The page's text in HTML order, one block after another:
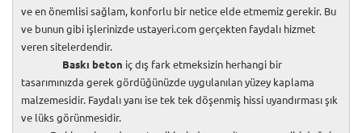
ve en önemlisi sağlam, konforlu bir netice elde etmemiz gerekir. Bu
ve bunun gibi işlerinizde ustayeri.com gerçekten faydalı hizmet
veren sitelerdendir.
Baskı beton iç dış fark etmeksizin herhangi bir
tasarımınızda gerek gördüğünüzde uygulanılan yüzey kaplama
malzemesidir. Faydalı yanı ise tek tek döşenmiş hissi uyandırması şık
ve lüks görünmesidir.